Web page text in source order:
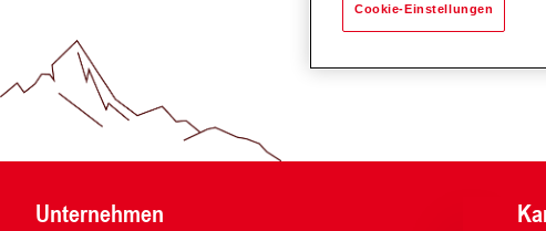
Unternehmen
Cookie-Einstellungen